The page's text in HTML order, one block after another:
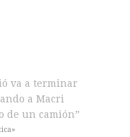
va a terminar
a Macri
de un camión”